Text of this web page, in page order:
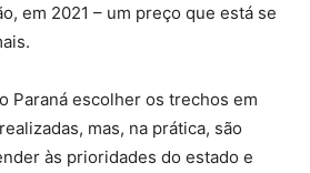
em 2021 – um preço que está se
Paraná escolher os trechos em
mas, na prática, são
às prioridades do estado e